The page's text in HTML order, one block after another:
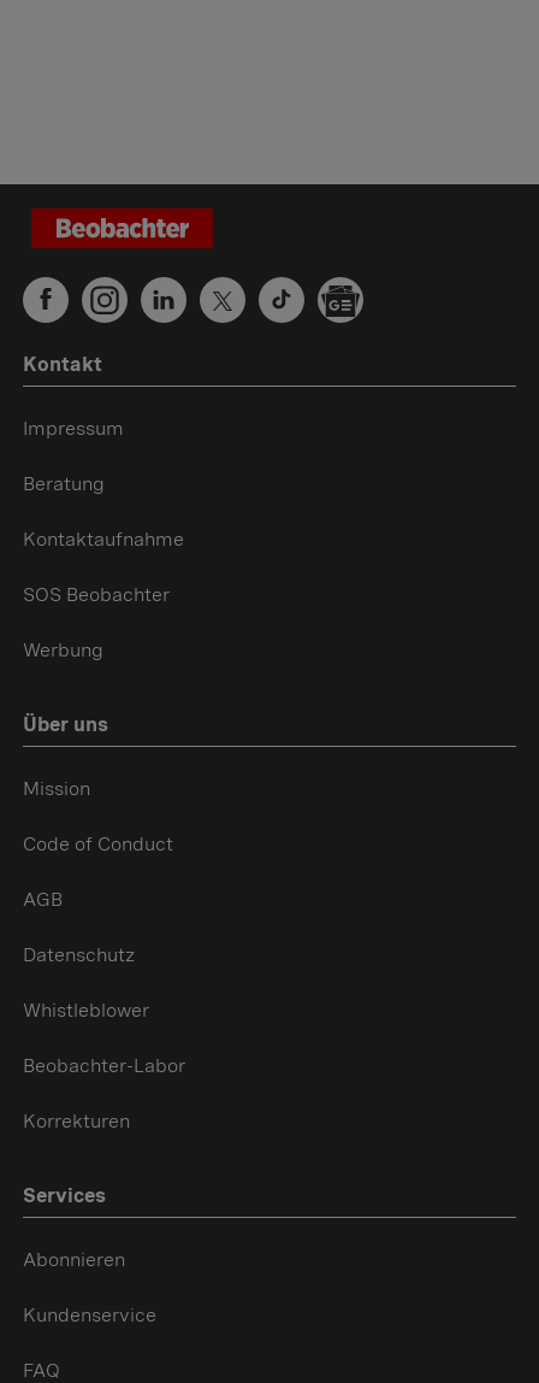
Kontakt
Impressum
Beratung
Kontaktaufnahme
SOS Beobachter
Werbung
Über uns
Mission
Code of Conduct
AGB
Datenschutz
Whistleblower
Beobachter-Labor
Korrekturen
Services
Abonnieren
Kundenservice
FAQ